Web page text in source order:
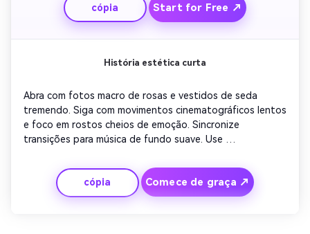
hóspedes desfrutando da configuração perfeita.
cópia Start for Free ↗
História estética curta
Abra com fotos macro de rosas e vestidos de seda
tremendo. Siga com movimentos cinematográficos lentos
e foco em rostos cheios de emoção. Sincronize
transições para música de fundo suave. Use
Termine com um close-up exclusivo do casal sorrindo
diretamente para a câmera, irradiando felicidade.
cópia Comece de graça ↗